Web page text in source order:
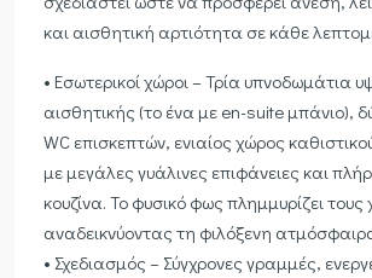
και αισθητική αρτιότητα σε κάθε
• Εσωτερικοί χώροι – Τρία υπνοδωμάτια
αισθητικής (το ένα με en-suite μπάνιο),
WC επισκεπτών, ενιαίος χώρος
με μεγάλες γυάλινες επιφάνειες και
κουζίνα. Το φυσικό φως πλημμυρίζει τους
αναδεικνύοντας τη φιλόξενη
• Σχεδιασμός – Σύγχρονες γραμμές,